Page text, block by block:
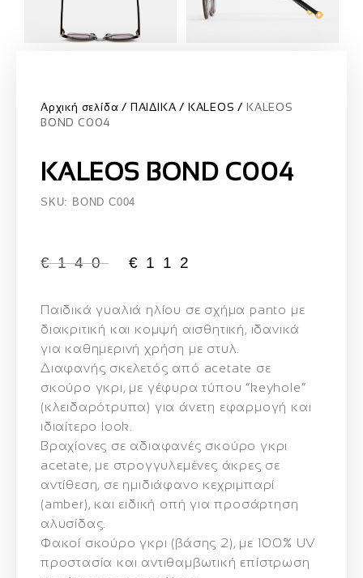
Αρχική σελίδα ΠΑΙΔΙΚΑ KALEOS
KALEOS
BOND C004
KALEOS BOND C004
SKU: BOND C004
€140 € 112
Παιδικά γυαλιά ηλίου σε σχήμα panto με
διακριτική και κομψή αισθητική, ιδανικά
για καθημερινή χρήση με στυλ.
Διαφανής σκελετός από acetate σε
σκούρο γκρι, με γέφυρα τύπου “keyhole”
(κλειδαρότρυπα) για άνετη εφαρμογή και
ιδιαίτερο look.
Βραχίονες σε αδιαφανές σκούρο γκρι
acetate, με στρογγυλεμένες άκρες σε
αντίθεση, σε ημιδιάφανο κεχριμπαρί
(amber), και ειδική οπή για προσάρτηση
αλυσίδας.
Φακοί σκούρο γκρι (βάσης 2), με 100% UV
προστασία και αντιθαμβωτική επίστρωση